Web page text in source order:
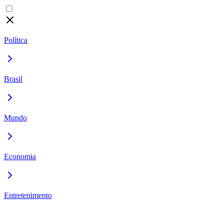
Política
Brasil
Mundo
Economia
Entretenimento